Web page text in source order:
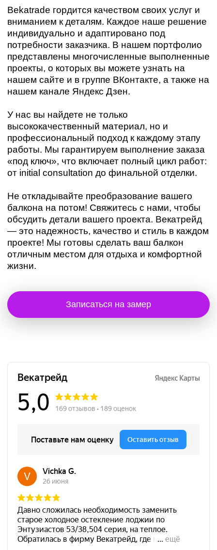
Вekatrade гордится качеством своих услуг и
вниманием к деталям. Каждое наше решение
индивидуально и адаптировано под
потребности заказчика. В нашем портфолио
представлены многочисленные выполненные
проекты, о которых вы можете узнать на
нашем сайте и в группе ВКонтакте, а также на
нашем канале Яндекс Дзен.
У нас вы найдете не только
высококачественный материал, но и
профессиональный подход к каждому этапу
работы. Мы гарантируем выполнение заказа
«под ключ», что включает полный цикл работ:
от initial consultation до финальной отделки.
Не откладывайте преобразование вашего
балкона на потом! Свяжитесь с нами, чтобы
обсудить детали вашего проекта. Векатрейд
— это надежность, качество и стиль в каждом
проекте! Мы готовы сделать ваш балкон
отличным местом для отдыха и комфортной
жизни.
Записаться на замер